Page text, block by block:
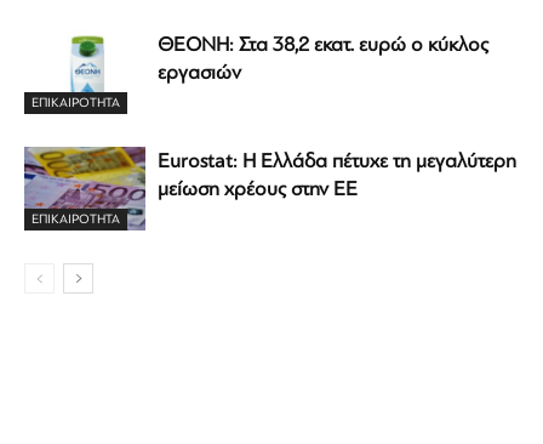
ΕΠΙΚΑΙΡΟΤΗΤΑ
ΘΕΟΝΗ: Στα 38,2 εκατ. ευρώ ο κύκλος
εργασιών
ΕΠΙΚΑΙΡΟΤΗΤΑ
Eurostat: Η Ελλάδα πέτυχε τη μεγαλύτερη
μείωση χρέους στην ΕΕ